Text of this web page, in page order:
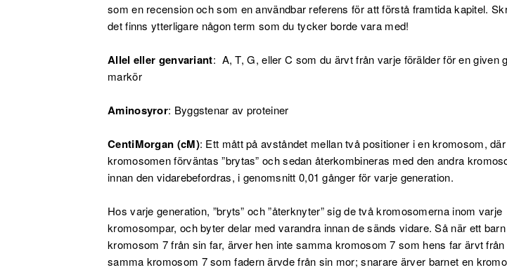
som en recension och som en användbar referens för att förstå framtida kapitel.
det finns ytterligare någon term som du tycker borde vara med!
Allel eller genvariant: A, T, G, eller C som du ärvt från varje förälder för en given
markör
Aminosyror: Byggstenar av proteiner
CentiMorgan (cM): Ett mått på avståndet mellan två positioner i en kromosom, där
kromosomen förväntas ”brytas” och sedan återkombineras med den andra
innan den vidarebefordras, i genomsnitt 0,01 gånger för varje generation.
Hos varje generation, ”bryts” och ”återknyter” sig de två kromosomerna inom varje
kromosompar, och byter delar med varandra innan de sänds vidare. Så när ett
kromosom 7 från sin far, ärver hen inte samma kromosom 7 som hens far ärvt
samma kromosom 7 som fadern ärvde från sin mor; snarare ärver barnet en